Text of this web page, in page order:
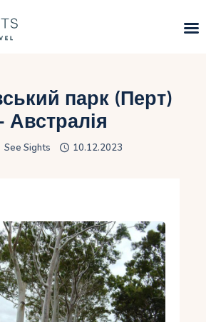
парк (Перт)
Австралія
See Sights 10.12.2023